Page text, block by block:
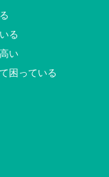
る
い
困っている